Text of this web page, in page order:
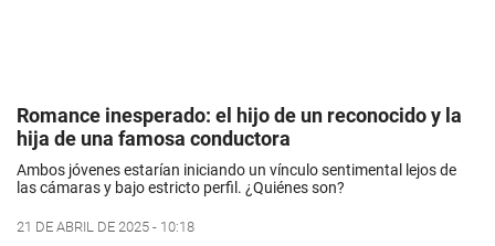
Romance inesperado: el hijo de un reconocido y la
hija de una famosa conductora
Ambos jóvenes estarían iniciando un vínculo sentimental lejos de
las cámaras y bajo estricto perfil. ¿Quiénes son?
21 DE ABRIL DE 2025 - 10:18